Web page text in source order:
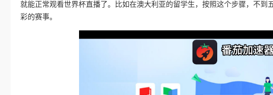
就能正常观看世界杯直播了。比如在澳大利亚的留学生，按照这个步骤，不到
彩的赛事。